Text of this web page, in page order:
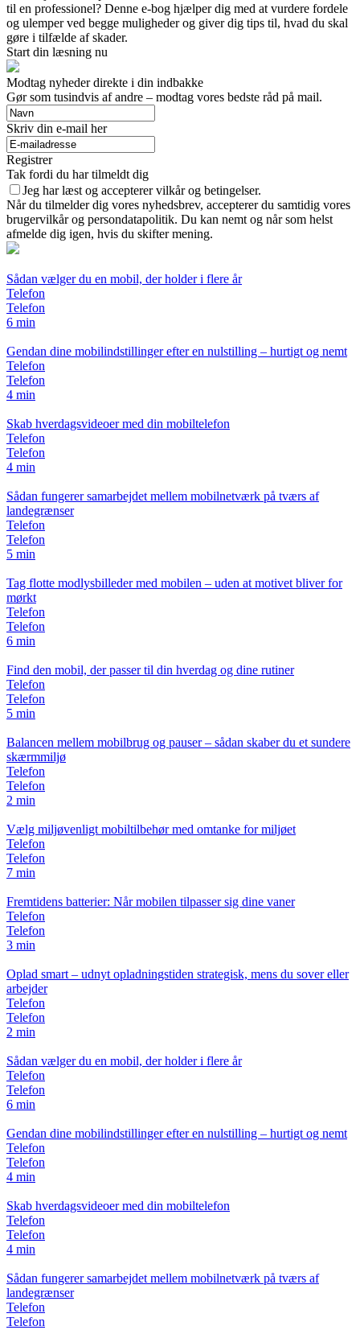
til en professionel? Denne e-bog hjælper dig med at vurdere fordele
og ulemper ved begge muligheder og giver dig tips til, hvad du skal
gøre i tilfælde af skader.
Start din læsning nu
Modtag nyheder direkte i din indbakke
Gør som tusindvis af andre – modtag vores bedste råd på mail.
Skriv din e-mail her
Registrer
Tak fordi du har tilmeldt dig
Jeg har læst og accepterer vilkår og betingelser.
Når du tilmelder dig vores nyhedsbrev, accepterer du samtidig vores
brugervilkår og persondatapolitik. Du kan nemt og når som helst
afmelde dig igen, hvis du skifter mening.
Sådan vælger du en mobil, der holder i flere år
Telefon
Telefon
6 min
Gendan dine mobilindstillinger efter en nulstilling – hurtigt og nemt
Telefon
Telefon
4 min
Skab hverdagsvideoer med din mobiltelefon
Telefon
Telefon
4 min
Sådan fungerer samarbejdet mellem mobilnetværk på tværs af
landegrænser
Telefon
Telefon
5 min
Tag flotte modlysbilleder med mobilen – uden at motivet bliver for
mørkt
Telefon
Telefon
6 min
Find den mobil, der passer til din hverdag og dine rutiner
Telefon
Telefon
5 min
Balancen mellem mobilbrug og pauser – sådan skaber du et sundere
skærmmiljø
Telefon
Telefon
2 min
Vælg miljøvenligt mobiltilbehør med omtanke for miljøet
Telefon
Telefon
7 min
Fremtidens batterier: Når mobilen tilpasser sig dine vaner
Telefon
Telefon
3 min
Oplad smart – udnyt opladningstiden strategisk, mens du sover eller
arbejder
Telefon
Telefon
2 min
Sådan vælger du en mobil, der holder i flere år
Telefon
Telefon
6 min
Gendan dine mobilindstillinger efter en nulstilling – hurtigt og nemt
Telefon
Telefon
4 min
Skab hverdagsvideoer med din mobiltelefon
Telefon
Telefon
4 min
Sådan fungerer samarbejdet mellem mobilnetværk på tværs af
landegrænser
Telefon
Telefon